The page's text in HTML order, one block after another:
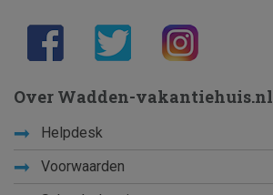
Over Wadden-vakantiehuis.nl
Helpdesk
Voorwaarden